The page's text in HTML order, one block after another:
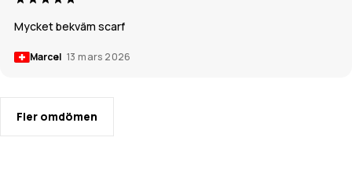
Mycket bekväm scarf
Marcel 13 mars 2026
Fler omdömen